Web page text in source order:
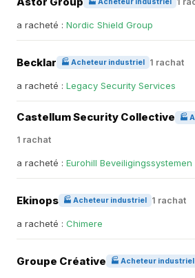
a racheté : Nordic Shield Group
Becklar 🏭 Acheteur industriel 1 rachat
a racheté : Legacy Security Services
Castellum Security Collective 🏭
1 rachat
a racheté : Eurohill Beveiligingssystemen
Ekinops 🏭 Acheteur industriel 1 rachat
a racheté : Chimere
Groupe Créative 🏭 Acheteur industriel